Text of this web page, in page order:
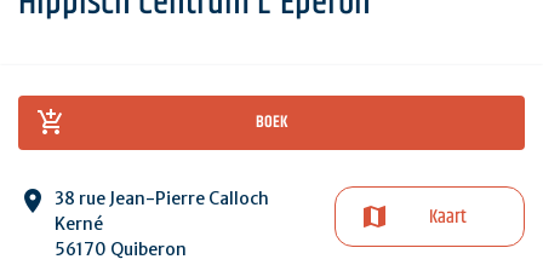
BOEK
38 rue Jean-Pierre Calloch
Kerné
56170 Quiberon
Kaart